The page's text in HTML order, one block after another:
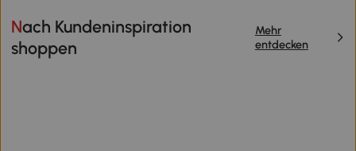
Nach Kundeninspiration
shoppen
Mehr
entdecken